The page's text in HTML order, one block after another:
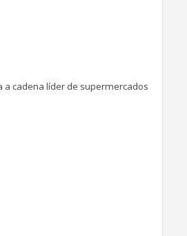
a cadena líder de supermercados